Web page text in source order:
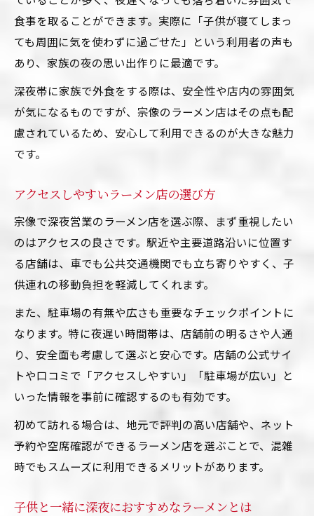
食事を取ることができます。実際に「子供が寝てしまっ
ても周囲に気を使わずに過ごせた」という利用者の声も
あり、家族の夜の思い出作りに最適です。
深夜帯に家族で外食をする際は、安全性や店内の雰囲気
が気になるものですが、宗像のラーメン店はその点も配
慮されているため、安心して利用できるのが大きな魅力
です。
アクセスしやすいラーメン店の選び方
宗像で深夜営業のラーメン店を選ぶ際、まず重視したい
のはアクセスの良さです。駅近や主要道路沿いに位置す
る店舗は、車でも公共交通機関でも立ち寄りやすく、子
供連れの移動負担を軽減してくれます。
また、駐車場の有無や広さも重要なチェックポイントに
なります。特に夜遅い時間帯は、店舗前の明るさや人通
り、安全面も考慮して選ぶと安心です。店舗の公式サイ
トや口コミで「アクセスしやすい」「駐車場が広い」と
いった情報を事前に確認するのも有効です。
初めて訪れる場合は、地元で評判の高い店舗や、ネット
予約や空席確認ができるラーメン店を選ぶことで、混雑
時でもスムーズに利用できるメリットがあります。
子供と一緒に深夜におすすめなラーメンとは